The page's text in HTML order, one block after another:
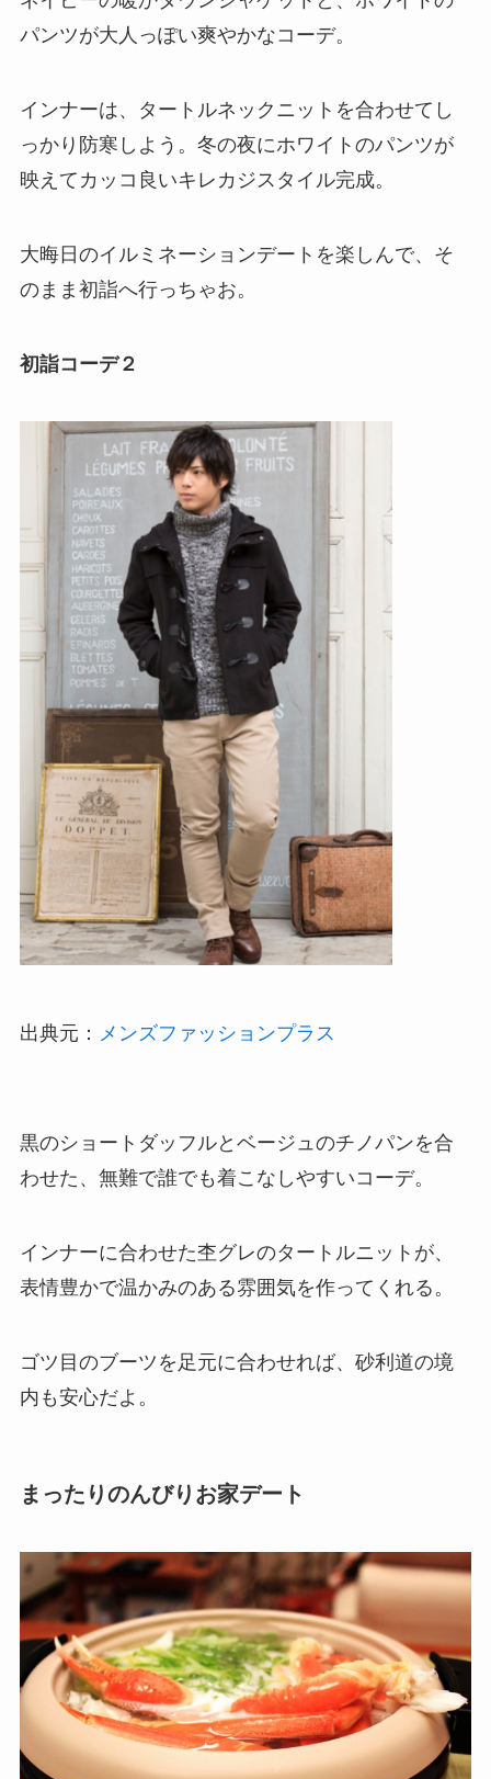
パンツが大人っぽい爽やかなコーデ。
インナーは、タートルネックニットを合わせてし
っかり防寒しよう。冬の夜にホワイトのパンツが
映えてカッコ良いキレカジスタイル完成。
大晦日のイルミネーションデートを楽しんで、そ
のまま初詣へ行っちゃお。
初詣コーデ２
出典元： メンズファッションプラス
黒のショートダッフルとベージュのチノパンを合
わせた、無難で誰でも着こなしやすいコーデ。
インナーに合わせた杢グレのタートルニットが、
表情豊かで温かみのある雰囲気を作ってくれる。
ゴツ目のブーツを足元に合わせれば、砂利道の境
内も安心だよ。
まったりのんびりお家デート